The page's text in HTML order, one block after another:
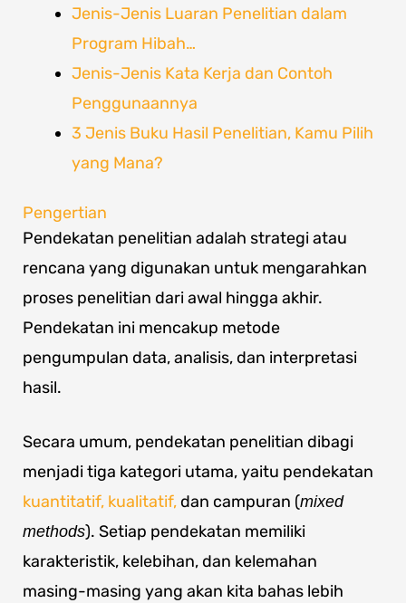
Jenis-Jenis Luaran Penelitian dalam
Program Hibah…
Jenis-Jenis Kata Kerja dan Contoh
Penggunaannya
3 Jenis Buku Hasil Penelitian, Kamu Pilih
yang Mana?
Pengertian
Pendekatan penelitian adalah strategi atau
rencana yang digunakan untuk mengarahkan
proses penelitian dari awal hingga akhir.
Pendekatan ini mencakup metode
pengumpulan data, analisis, dan interpretasi
hasil.
Secara umum, pendekatan penelitian dibagi
menjadi tiga kategori utama, yaitu pendekatan
kuantitatif, kualitatif,dan campuran (mixed
methods). Setiap pendekatan memiliki
karakteristik, kelebihan, dan kelemahan
masing-masing yang akan kita bahas lebih